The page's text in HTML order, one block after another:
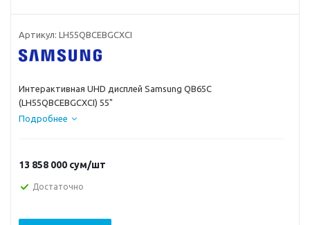
Артикул: LH55QBCEBGCXCI
Интерактивная UHD дисплей Samsung QB65C
(LH55QBCEBGCXCI) 55"
Подробнее
13 858 000 сум/шт
Достаточно